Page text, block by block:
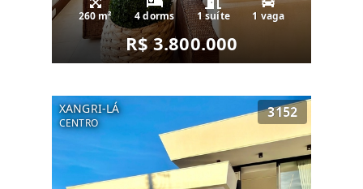
260 m² 4 dorms 1 suíte 1 vaga
R$ 3.800.000
XANGRI-LÁ
CENTRO
3152